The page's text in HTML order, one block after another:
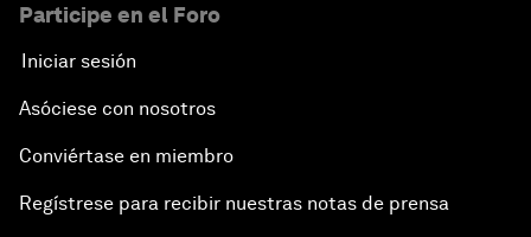
Participe en el Foro
Iniciar sesión
Asóciese con nosotros
Conviértase en miembro
Regístrese para recibir nuestras notas de prensa